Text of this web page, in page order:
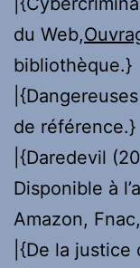
du Web,
bibliothèque.}
de référence.}
|{Daredevil
Disponible à
Amazon,
|{De la